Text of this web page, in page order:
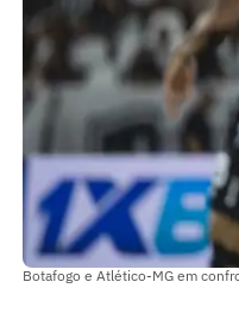
Botafogo e Atlético-MG em